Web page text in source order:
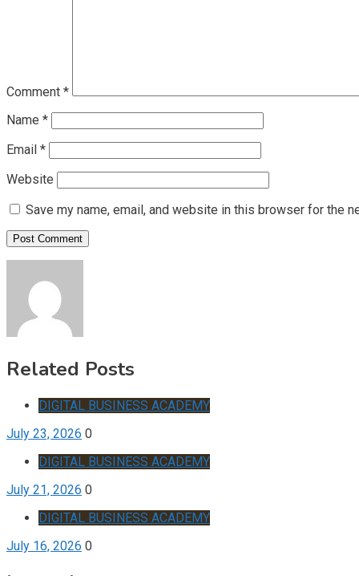
Comment *
Name *
Email *
Website
Save my name, email, and website in this browser for the
Related Posts
DIGITAL BUSINESS ACADEMY
July 23, 2026 0
DIGITAL BUSINESS ACADEMY
July 21, 2026 0
DIGITAL BUSINESS ACADEMY
July 16, 2026 0